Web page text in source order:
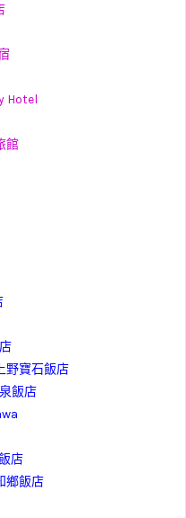
Hotel
館
野寶石飯店
飯店
店
鄉飯店